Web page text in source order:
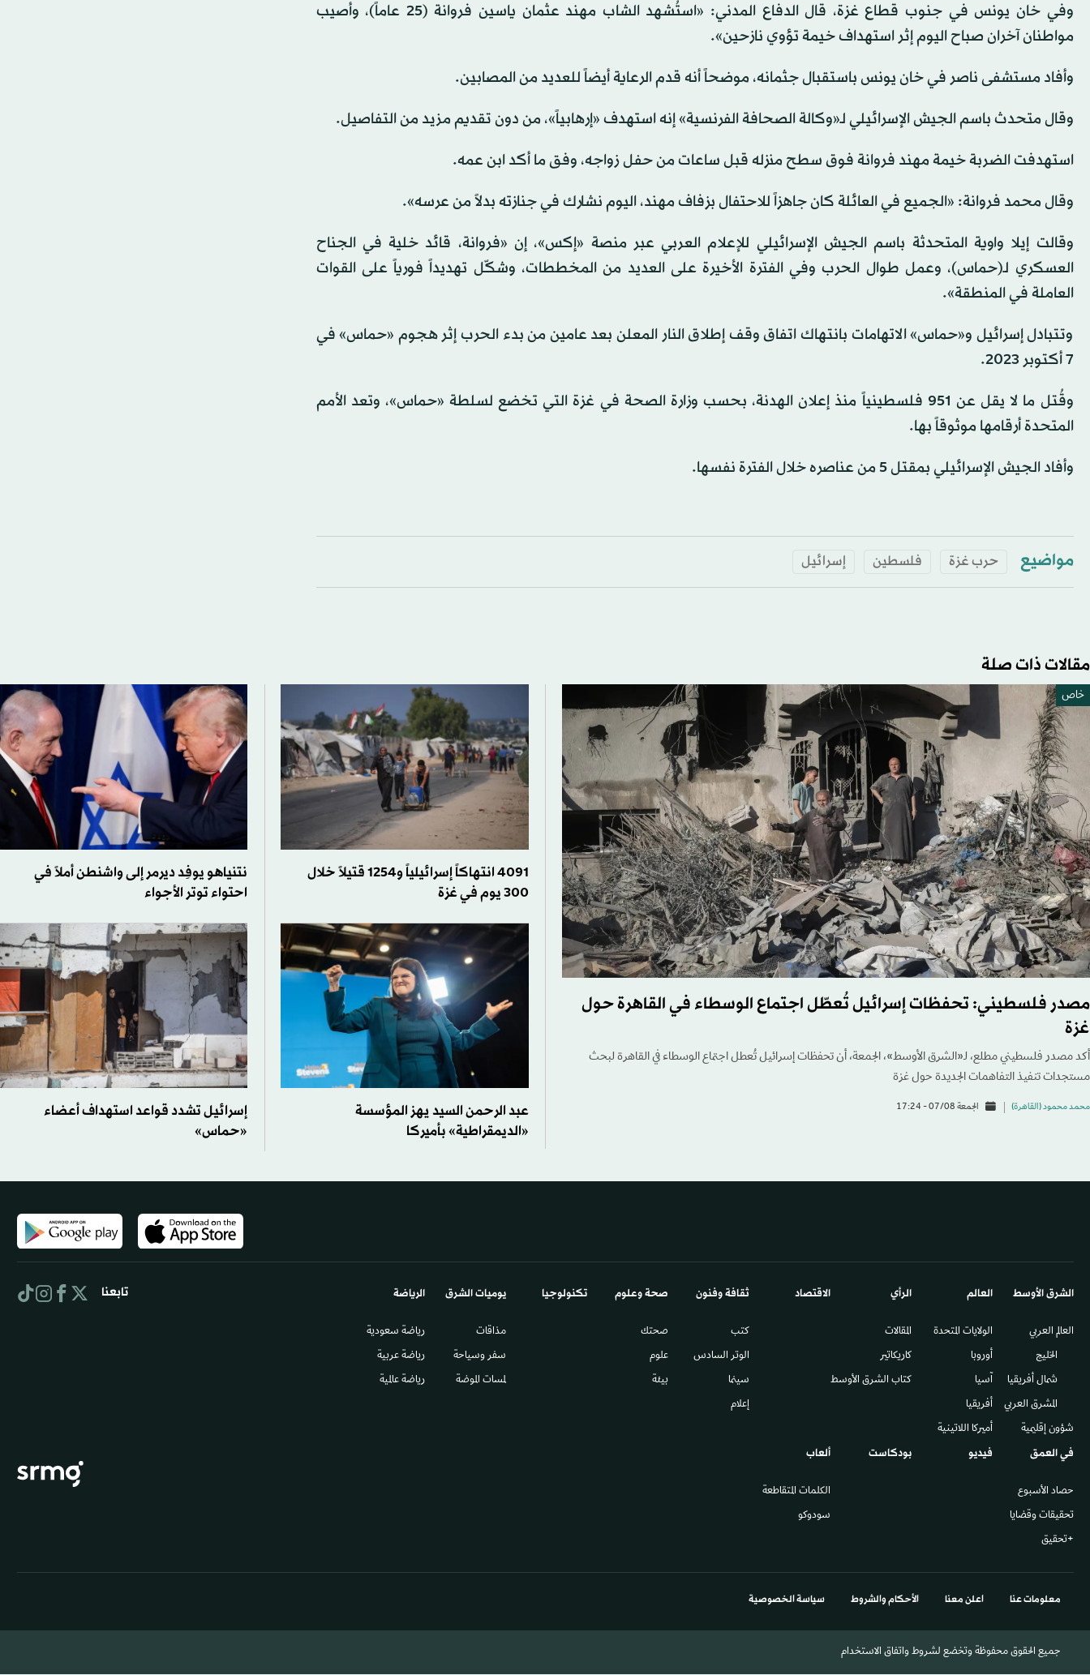
وفي خان يونس في جنوب قطاع غزة، قال الدفاع المدني: «استُشهد الشاب مهند عثمان ياسين فروانة (25 عاماً)، وأصيب
مواطنان آخران صباح اليوم إثر استهداف خيمة تؤوي نازحين».
وأفاد مستشفى ناصر في خان يونس باستقبال جثمانه، موضحاً أنه قدم الرعاية أيضاً للعديد من المصابين.
وقال متحدث باسم الجيش الإسرائيلي لـ«وكالة الصحافة الفرنسية» إنه استهدف «إرهابياً»، من دون تقديم مزيد من التفاصيل.
استهدفت الضربة خيمة مهند فروانة فوق سطح منزله قبل ساعات من حفل زواجه، وفق ما أكد ابن عمه.
وقال محمد فروانة: «الجميع في العائلة كان جاهزاً للاحتفال بزفاف مهند، اليوم نشارك في جنازته بدلاً من عرسه».
وقالت إيلا واوية المتحدثة باسم الجيش الإسرائيلي للإعلام العربي عبر منصة «إكس»، إن «فروانة، قائد خلية في الجناح
العسكري لـ(حماس)، وعمل طوال الحرب وفي الفترة الأخيرة على العديد من المخططات، وشكّل تهديداً فورياً على القوات
العاملة في المنطقة».
وتتبادل إسرائيل و«حماس» الاتهامات بانتهاك اتفاق وقف إطلاق النار المعلن بعد عامين من بدء الحرب إثر هجوم «حماس» في
7 أكتوبر 2023.
وقُتل ما لا يقل عن 951 فلسطينياً منذ إعلان الهدنة، بحسب وزارة الصحة في غزة التي تخضع لسلطة «حماس»، وتعد الأمم
المتحدة أرقامها موثوقاً بها.
وأفاد الجيش الإسرائيلي بمقتل 5 من عناصره خلال الفترة نفسها.
مواضيع حرب غزة فلسطين إسرائيل
مقالات ذات صلة
خاص
مصدر فلسطيني: تحفظات إسرائيل تُعطّل اجتماع الوسطاء في القاهرة حول
غزة
أكد مصدر فلسطيني مطلع، لـ«الشرق الأوسط»، الجمعة، أن تحفظات إسرائيل تُعطل اجتماع الوسطاء في القاهرة لبحث
مستجدات تنفيذ التفاهمات الجديدة حول غزة
محمد محمود (القاهرة) الجمعة 07/08 - 17:24
4091 انتهاكاً إسرائيلياً و1254 قتيلاً خلال
300 يوم في غزة
نتنياهو يوفِد ديرمر إلى واشنطن أملاً في
احتواء توتر الأجواء
عبد الرحمن السيد يهز المؤسسة
«الديمقراطية» بأميركا
إسرائيل تشدد قواعد استهداف أعضاء
«حماس»
الشرق الأوسط​
العالم العربي
الخليج
شمال أفريقيا
المشرق العربي
شؤون إقليمية
العالم
الولايات المتحدة
أوروبا
آسيا
أفريقيا
أميركا اللاتينية
الرأي
المقالات
كاريكاتير
كتاب الشرق الأوسط
الاقتصاد ثقافة وفنون
كتب
الوتر السادس​
سينما
إعلام
صحة وعلوم
صحتك
علوم
بيئة
تكنولوجيا يوميات الشرق​
مذاقات
سفر وسياحة
لمسات الموضة
الرياضة
رياضة سعودية
رياضة عربية
رياضة عالمية
في العمق
حصاد الأسبوع
تحقيقات وقضايا
+تحقيق
فيديو بودكاست ألعاب
الكلمات المتقاطعة
سودوكو
تابعنا
معلومات عنا اعلن معنا الأحكام والشروط سياسة الخصوصية
جميع الحقوق محفوظة وتخضع لشروط واتفاق الاستخدام